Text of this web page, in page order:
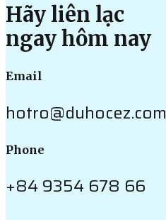
Hãy liên lạc
ngay hôm nay
Email
hotro@duhocez.com
Phone
+84 9354 678 66